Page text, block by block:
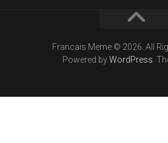
Francais Meme © 2026. All
Powered byWordPress.